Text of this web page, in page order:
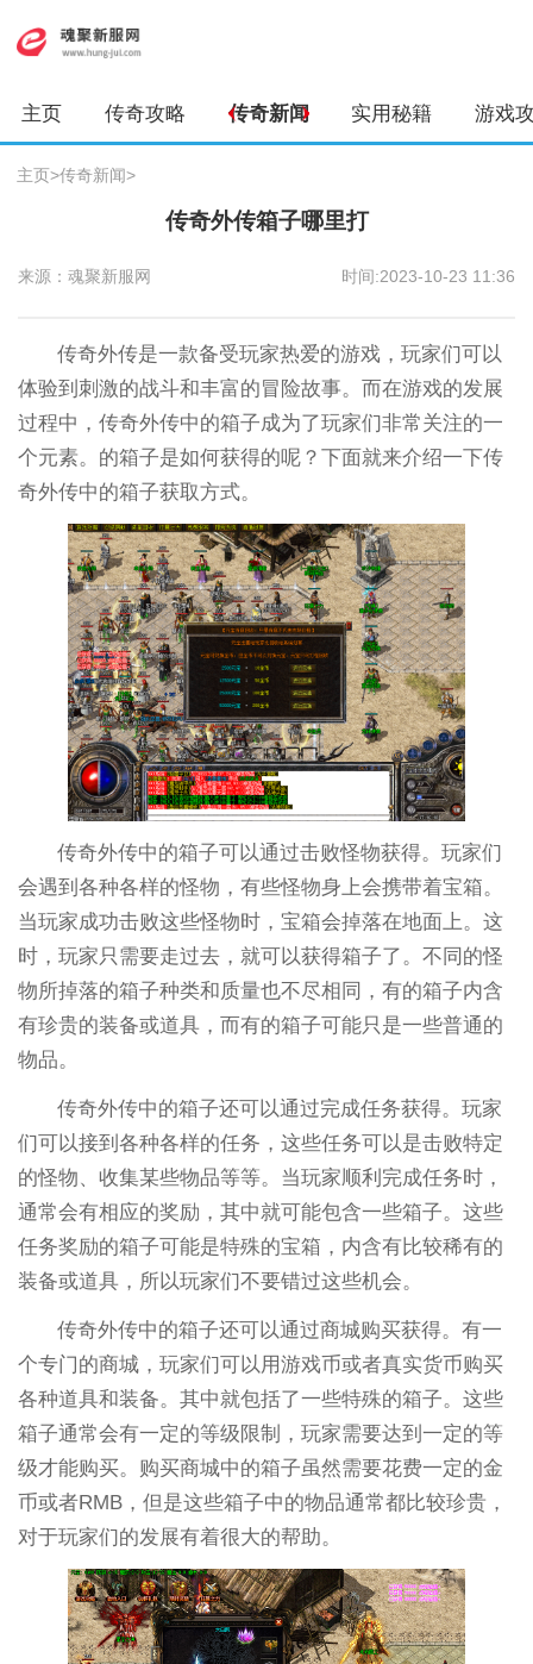
主页 传奇攻略 传奇新闻 实用秘籍 游戏
主页>传奇新闻>
传奇外传箱子哪里打
来源：魂聚新服网 时间:2023-10-23 11:36
传奇外传是一款备受玩家热爱的游戏，玩家们可以
体验到刺激的战斗和丰富的冒险故事。而在游戏的发展
过程中，传奇外传中的箱子成为了玩家们非常关注的一
个元素。的箱子是如何获得的呢？下面就来介绍一下传
奇外传中的箱子获取方式。
传奇外传中的箱子可以通过击败怪物获得。玩家们
会遇到各种各样的怪物，有些怪物身上会携带着宝箱。
当玩家成功击败这些怪物时，宝箱会掉落在地面上。这
时，玩家只需要走过去，就可以获得箱子了。不同的怪
物所掉落的箱子种类和质量也不尽相同，有的箱子内含
有珍贵的装备或道具，而有的箱子可能只是一些普通的
物品。
传奇外传中的箱子还可以通过完成任务获得。玩家
们可以接到各种各样的任务，这些任务可以是击败特定
的怪物、收集某些物品等等。当玩家顺利完成任务时，
通常会有相应的奖励，其中就可能包含一些箱子。这些
任务奖励的箱子可能是特殊的宝箱，内含有比较稀有的
装备或道具，所以玩家们不要错过这些机会。
传奇外传中的箱子还可以通过商城购买获得。有一
个专门的商城，玩家们可以用游戏币或者真实货币购买
各种道具和装备。其中就包括了一些特殊的箱子。这些
箱子通常会有一定的等级限制，玩家需要达到一定的等
级才能购买。购买商城中的箱子虽然需要花费一定的金
币或者RMB，但是这些箱子中的物品通常都比较珍贵，
对于玩家们的发展有着很大的帮助。